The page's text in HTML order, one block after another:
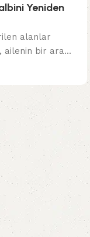
Yeniden
alanlar
ailenin bir ara...